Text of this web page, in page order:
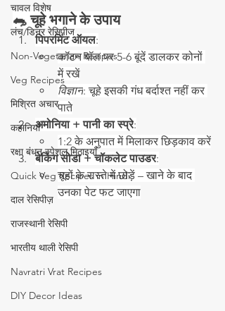
चावल विशेष
लंच/डिनर रेसिपीज
Non-Vegetarian Recipes
Veg Recipes
मिश्रित अचार
कहानियाँ
रक्षा बंधन स्पेशल मिठाइयाँ
Quick Veg Recipes in Hindi
दाल रेसिपीज़
राजस्थानी रेसिपी
भारतीय थाली रेसिपी
Navratri Vrat Recipes
DIY Decor Ideas
🐀 चूहे भगाने के उपाय
पिपरमिंट ऑयल:
कॉटन बॉल पर 5-6 बूंदें डालकर कोनों
में रखें
विज्ञान: चूहे इसकी गंध बर्दाश्त नहीं कर
पाते
अमोनिया + पानी का स्प्रे:
1:2 के अनुपात में मिलाकर छिड़काव करें
बेकिंग सोडा + चॉकलेट पाउडर:
चूहों के रास्ते में छोड़ें – खाने के बाद
उनका पेट फट जाएगा